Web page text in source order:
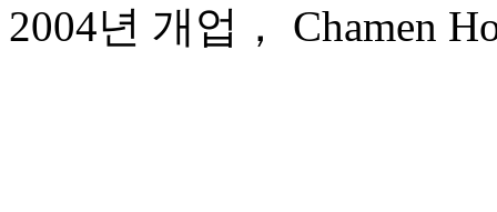
2004년 개업， Chamen